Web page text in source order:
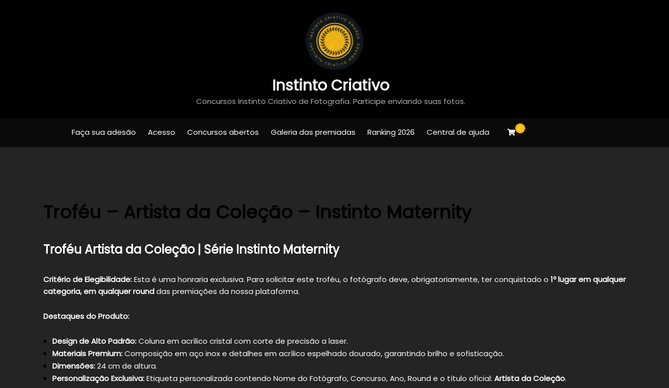
Instinto Criativo
Concursos Instinto Criativo de Fotografia. Participe enviando suas fotos.
Faça sua adesão Acesso Concursos abertos Galeria das premiadas Ranking 2026 Central de ajuda 0
Troféu – Artista da Coleção – Instinto Maternity
Troféu Artista da Coleção | Série Instinto Maternity
Critério de Elegibilidade:Esta é uma honraria exclusiva. Para solicitar este troféu, o fotógrafo deve, obrigatoriamente, ter conquistado o 1º lugar em qualquer
categoria, em qualquer rounddas premiações da nossa plataforma.
Destaques do Produto:
Design de Alto Padrão:Coluna em acrílico cristal com corte de precisão a laser.
Materiais Premium:Composição em aço inox e detalhes em acrílico espelhado dourado, garantindo brilho e sofisticação.
Dimensões:24 cm de altura.
Personalização Exclusiva:Etiqueta personalizada contendo Nome do Fotógrafo, Concurso, Ano, Round e o título oficial: Artista da Coleção.